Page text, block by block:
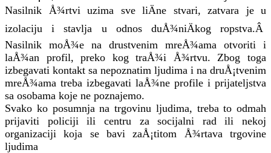
Nasilnik Å¾rtvi uzima sve liÄne stvari, zatvara je u
izolaciju i stavlja u odnos duÅ¾niÄkog ropstva.Â
Nasilnik moÅ¾e na drustvenim mreÅ¾ama otvoriti i
laÅ¾an profil, preko kog traÅ¾i Å¾rtvu. Zbog toga
izbegavati kontakt sa nepoznatim ljudima i na druÅ¡tvenim
mreÅ¾ama treba izbegavati laÅ¾ne profile i prijateljstva
sa osobama koje ne poznajemo.
Svako ko posumnja na trgovinu ljudima, treba to odmah
prijaviti policiji ili centru za socijalni rad ili nekoj
organizaciji koja se bavi zaÅ¡titom Å¾rtava trgovine
ljudima